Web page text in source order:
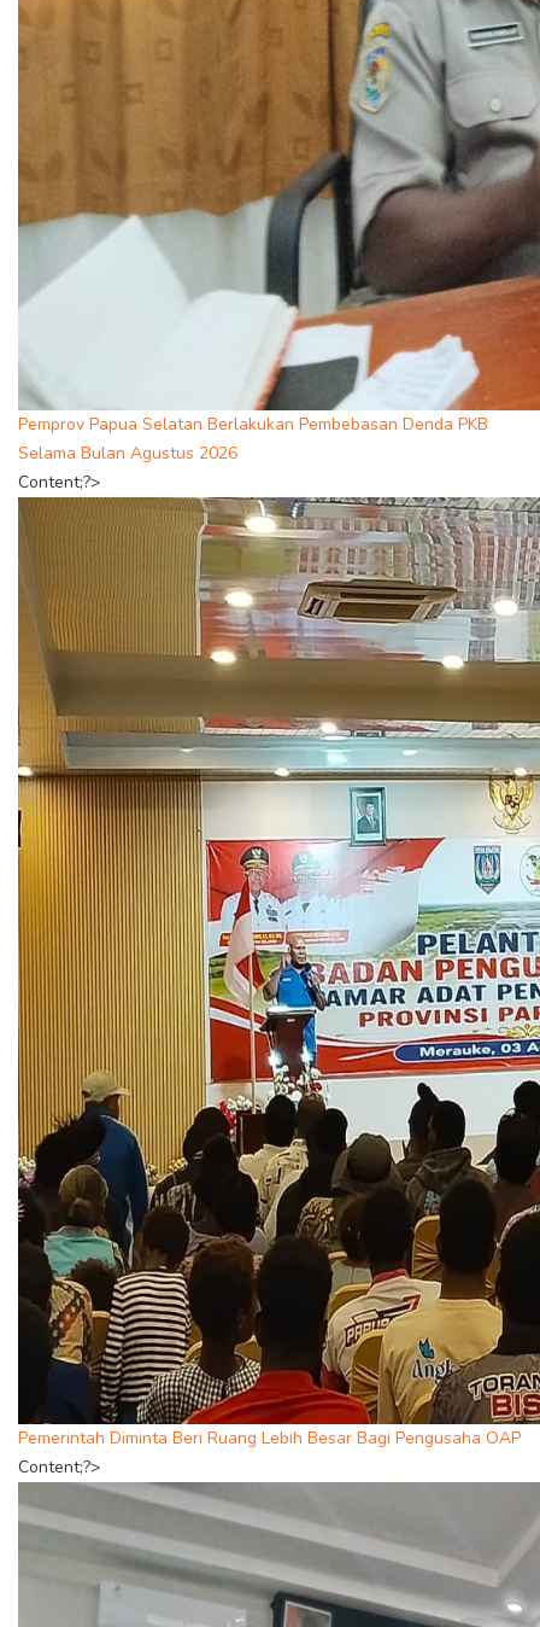
Pemprov Papua Selatan Berlakukan Pembebasan Denda PKB
Selama Bulan Agustus 2026
Content;?>
Pemerintah Diminta Beri Ruang Lebih Besar Bagi Pengusaha OAP
Content;?>